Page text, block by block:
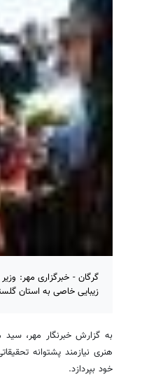
گرگان - خبرگزاری مهر:
زیبایی خاصی به استان
به گزارش خبرنگار مهر،
هنری نیازمند پشتوانه
خود بپردازد.